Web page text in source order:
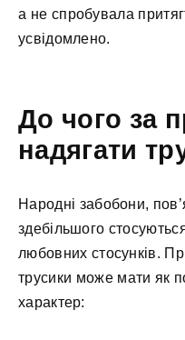
а не спробувала
усвідомлено.
До чого за
надягати
Народні забобони,
здебільшого
любовних стосунків.
трусики може мати як
характер: